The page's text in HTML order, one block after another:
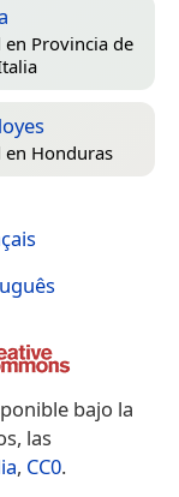
en Provincia de
en Honduras
bajo la
las
, CC0.